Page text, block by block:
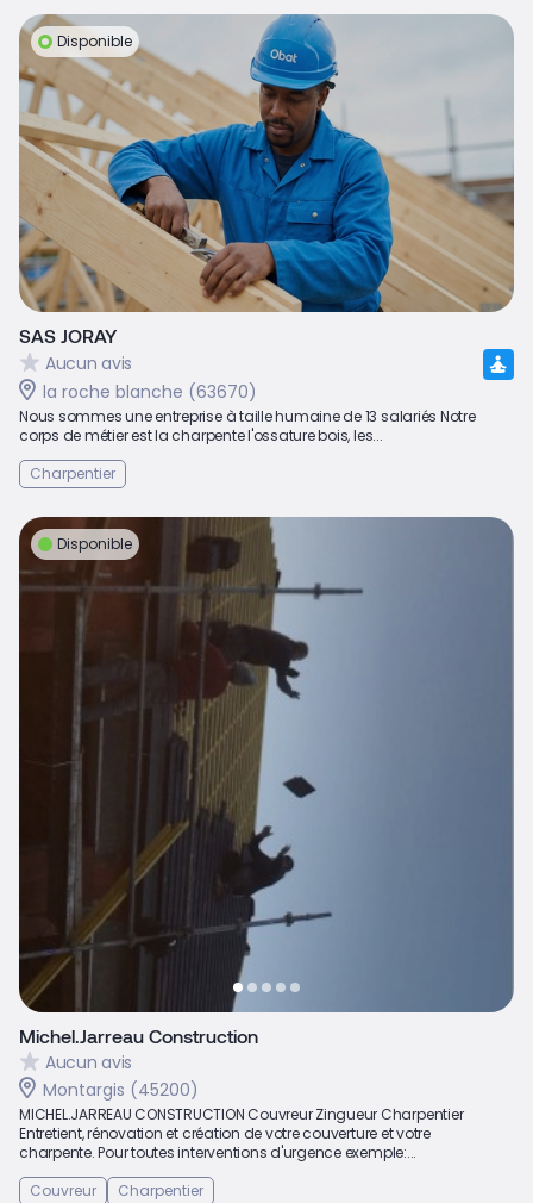
Disponible
SAS JORAY
Aucun avis
la roche blanche (63670)
Nous sommes une entreprise à taille humaine de 13 salariés Notre
corps de métier est la charpente l'ossature bois, les...
Charpentier
Disponible
Michel.Jarreau Construction
Aucun avis
Montargis (45200)
MICHEL.JARREAU CONSTRUCTION Couvreur Zingueur Charpentier
Entretient, rénovation et création de votre couverture et votre
charpente. Pour toutes interventions d'urgence exemple:...
Couvreur
Charpentier